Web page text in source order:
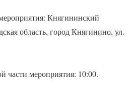
Княгининский
область, город Княгинино, ул.
части мероприятия: 10:00.